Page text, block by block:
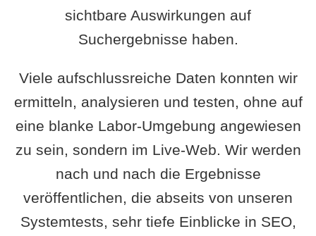
sichtbare Auswirkungen auf
Suchergebnisse haben.
Viele aufschlussreiche Daten konnten wir
ermitteln, analysieren und testen, ohne auf
eine blanke Labor-Umgebung angewiesen
zu sein, sondern im Live-Web. Wir werden
nach und nach die Ergebnisse
veröffentlichen, die abseits von unseren
Systemtests, sehr tiefe Einblicke in SEO,